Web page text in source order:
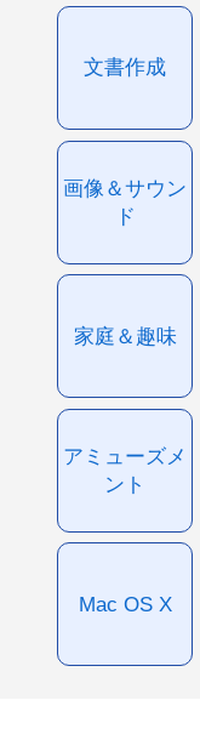
文書作成
画像＆サウン
ド
家庭＆趣味
アミューズメ
ント
Mac OS X